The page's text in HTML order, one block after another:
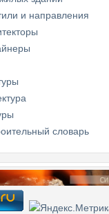
и направления
словарь